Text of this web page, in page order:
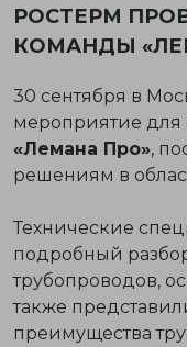
РОСТЕРМ
КОМАНДЫ
30 сентября в
мероприятие для
«Лемана Про»,
решениям в
Технические
подробный
трубопроводов,
также
преимущества